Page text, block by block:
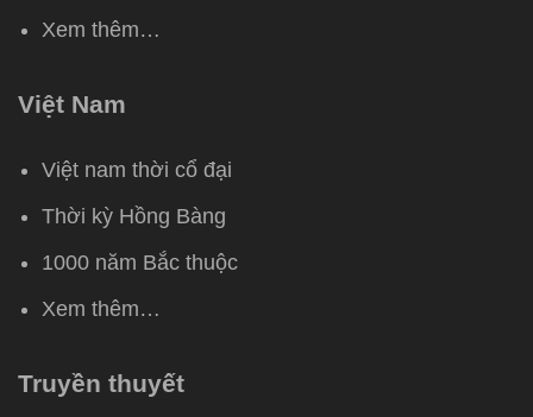
Xem thêm…
Việt Nam
Việt nam thời cổ đại
Thời kỳ Hồng Bàng
1000 năm Bắc thuộc
Xem thêm…
Truyền thuyết